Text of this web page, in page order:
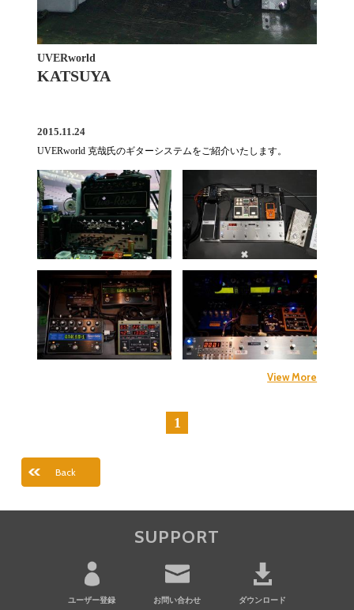
UVERworld
KATSUYA
2015.11.24
UVERworld 克哉氏のギターシステムをご紹介いたします。
View More
前へ
1
Back
SUPPORT
ユーザー登録 お問い合わせ ダウンロード